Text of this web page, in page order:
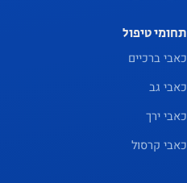
תחומי טיפול
כאבי ברכיים
כאבי גב
כאבי ירך
כאבי קרסול